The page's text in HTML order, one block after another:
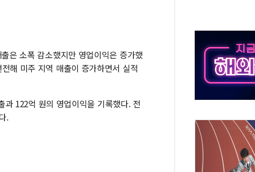
추미애, '위안부' 피해자 기림의 날 참석..."국제적 시민 연대로
인천 선재도 갯벌서 해루질 중 실종 60대 나흘만에 숨진 채 발
인천서 말다툼 중 어머니 흉기 살해 10대 아들 체포
'화합' 꺼낸 김민석에 '뻔뻔' 받아친 정청래…제주 연설서 신
은 소폭 감소했지만 영업이익은 증가했
해 미주 지역 매출이 증가하면서 실적
122억 원의 영업이익을 기록했다. 전
.